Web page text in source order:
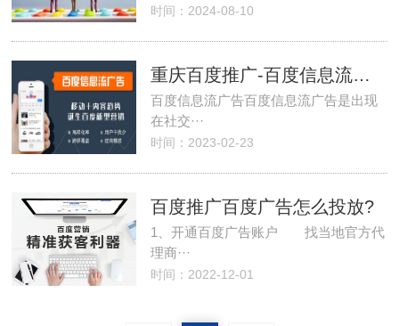
时间：2024-08-10
重庆百度推广-百度信息流广告展现方式介绍
百度信息流广告百度信息流广告是出现
在社交···
时间：2023-02-23
百度推广百度广告怎么投放?
1、开通百度广告账户 找当地官方代
理商···
时间：2022-12-01